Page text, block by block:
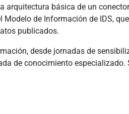
básica de un
de Información de IDS,
publicados.
desde jornadas de
de conocimiento especializado.